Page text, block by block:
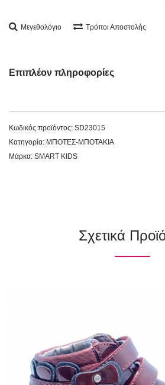
Μεγεθολόγιο Τρόποι Αποστολής
Επιπλέον πληροφορίες
Κωδικός προϊόντος: SD23015
Κατηγορία: ΜΠΟΤΕΣ-ΜΠΟΤΑΚΙΑ
Μάρκα: SMART KIDS
Σχετικά